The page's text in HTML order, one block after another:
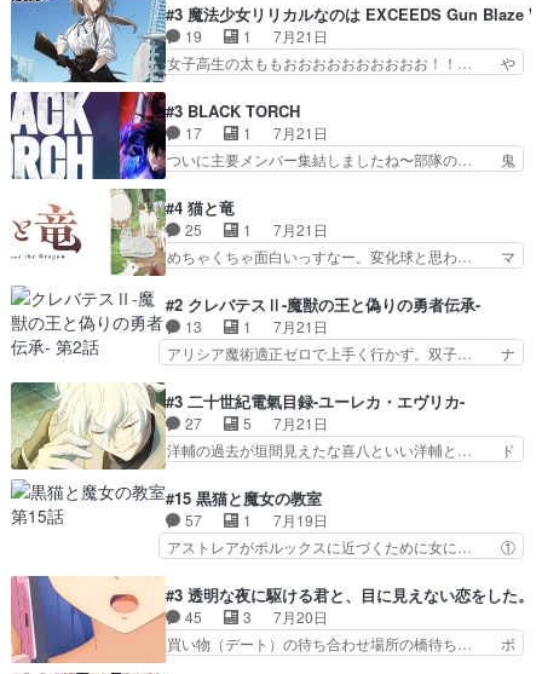
をちびっ子にしたあの玉、も… 半裸の警官の方が
怖い。ライバルキャラかわ… 霊媒師が人の肩に霊
を乗せるな笑なんてモノ…
ミ、最後のその顔は怖いよ...。てかタ… もはや人
間なのかも怪しい戦闘シーンがない… 今話第LO
／原画で参加させていただきまし… 皆大好き、ロ
リの全裸だーーーーーーッッッ… シーナとミミが
芽吹く百合の花。ミミ(c… ルームメイト1ヶ月経
ってシーナがミミの人… もう後戻りできないぞ」
してくるとは思わん…
#3 魔法少女リリカルなのは EXCEEDS Gun Blaze
19 1
7月21日
女子高生の太ももおおおおおおおおおお！！… や
瀬シイナと夜海トワ』今回はフォロワー… なのは
と出逢い炎の魔人の能力を人類の為に… ・シイ
ナ、トワと出会う親近感を感じる2人… 篠宮マナ
が登場したけど公式サイトに20歳… リリカルな
ちゃ食うやん魔人狩りチーム強… 人類滅亡寸前ま
で追い詰められていたのに、… 第３話をU-NEXT
で視聴しました。視聴…
#3 BLACK TORCH
17 1
7月21日
ついに主要メンバー集結しましたね〜部隊の… 鬼
描いたようなチョロインだったな。下半… 前回か
ら引き続いてじいさんとの決別の冒頭… あっちは
呪霊でこっちは物怪。忍者っぽいア… 護衛対象と
なる弐郎を連れて隠密局へ、彼の… →現状展開が
た弐郎は鬼子母神一華の護衛… 護衛はお尻一華、
ここは定番やっぱ物の怪の… ①敵は会話してる最
中の同乗者を物音一つ発…
#4 猫と竜
25 1
7月21日
めちゃくちゃ面白いっすなー。変化球と思わ… マ
代もの猫たちの誕生と成長を見守る猫竜… 前回猫
たちで熊退治をしていた中の一匹の猫… と思って
みにいったらクロバネのCV.速水… 「おじちゃん
は身内に甘い」で、いきなり笑… ガチで素晴らし
た子猫たちのその後が描か… 王子の旅の始まりは
確かにそうでしたよね！… リゼロ見終わっちゃっ
てほのぼの系がいいか…
#2 クレバテスⅡ-魔獣の王と偽りの勇者伝承-
13 1
7月21日
アリシア魔術適正ゼロで上手く行かず。双子… ナ
紹介の時台に乗ってるサラサ可愛いw学… ナイ
エ・シフォンリッツの出番が多くて嬉し… 石田で
こいつワルだな。なぜ大猿に変身した… 2冊目の
トアの書は学長の手に1話冒頭と合… アリシアと
たのにロリ化されて学生にされ… これはいい黒沢
ともよ。笑いのセンスも合う… ナイエのリアクシ
ョンが面白い。ローメイン…
#3 二十世紀電氣目録-ユーレカ・エヴリカ-
27 5
7月21日
洋輔の過去が垣間見えたな喜八といい洋輔と… ド
が目録に固執する理由もほぼ明らかとな… これ京
アニだったのかそのわりにはそこまで… 清六兄ち
ゃんと喜八、清六と洋輔それぞれの… 化学的作用
に依りて継続して…電池と称すっ… 洋輔、清六の
えてみんなで物作りで一気に… 作画は最高なのに
話がつまらない。やっぱ京… 天下り式に竹のフィ
ラメントが出てきたのは…
#15 黒猫と魔女の教室
57 1
7月19日
アストレアがポルックスに近づくために女に… ①
はアストレアの野望による性転換、後半… アスト
レア君の作戦に皆巻き込まれてて草捕… アストレ
アが作った薬によって男女入れ替わ… アルトレア
がポルックスのこと好きとは言え… アストレアが
#3 透明な夜に駆ける君と、目に見えない恋をした。
45 3
7月20日
買い物（デート）の待ち合わせ場所の橋待ち… ボ